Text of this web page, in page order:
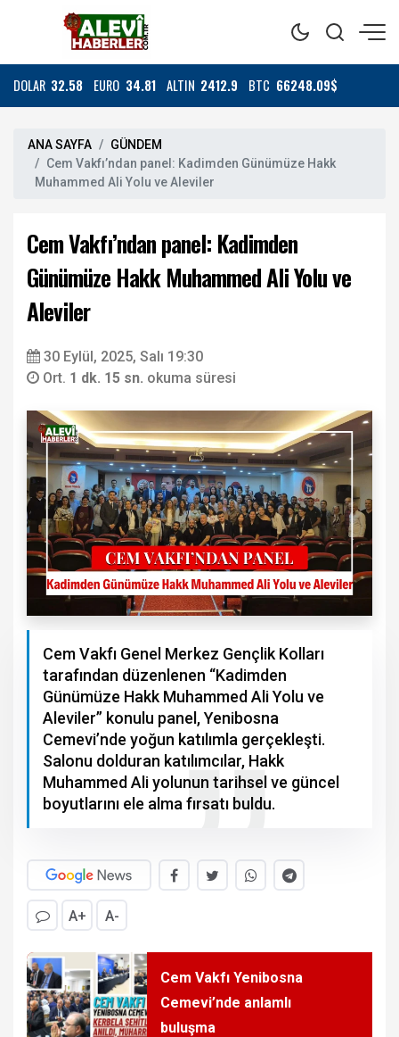
DOLAR 32.58 EURO 34.81 ALTIN 2412.9 BTC 66248.09$
ANA SAYFA
GÜNDEM
Cem Vakfı’ndan panel: Kadimden Günümüze Hakk
Muhammed Ali Yolu ve Aleviler
Cem Vakfı’ndan panel: Kadimden
Günümüze Hakk Muhammed Ali Yolu ve
Aleviler
30 Eylül, 2025, Salı 19:30
Ort. 1 dk. 15 sn. okuma süresi
Cem Vakfı Genel Merkez Gençlik Kolları
tarafından düzenlenen “Kadimden
Günümüze Hakk Muhammed Ali Yolu ve
Aleviler” konulu panel, Yenibosna
Cemevi’nde yoğun katılımla gerçekleşti.
Salonu dolduran katılımcılar, Hakk
Muhammed Ali yolunun tarihsel ve güncel
boyutlarını ele alma fırsatı buldu.
A+ A-
Cem Vakfı Yenibosna
Cemevi’nde anlamlı
buluşma